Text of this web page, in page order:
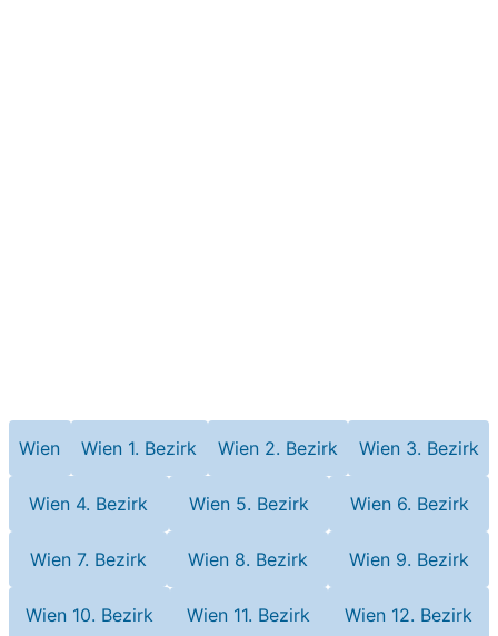
Wien Wien 1. Bezirk Wien 2. Bezirk Wien 3. Bezirk
Wien 4. Bezirk Wien 5. Bezirk Wien 6. Bezirk
Wien 7. Bezirk Wien 8. Bezirk Wien 9. Bezirk
Wien 10. Bezirk Wien 11. Bezirk Wien 12. Bezirk